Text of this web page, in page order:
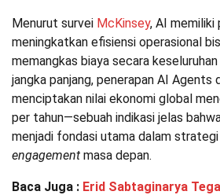
Menurut survei McKinsey, AI
meningkatkan efisiensi operasional
memangkas biaya secara
jangka panjang, penerapan AI Agents
menciptakan nilai ekonomi global
per tahun—sebuah indikasi jelas
menjadi fondasi utama dalam strategi
engagement masa depan.
Baca Juga : Erid Sabtaginarya